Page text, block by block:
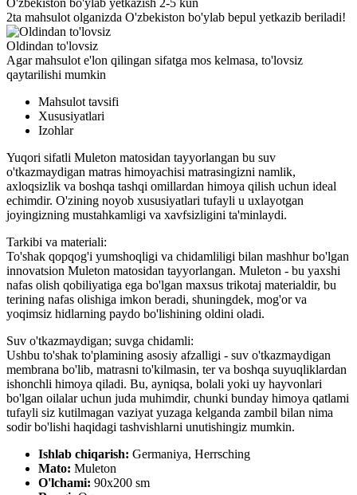
2ta mahsulot olganizda O'zbekiston bo'ylab bepul yetkazib beriladi!
Oldindan to'lovsiz
Agar mahsulot e'lon qilingan sifatga mos kelmasa, to'lovsiz
qaytarilishi mumkin
Mahsulot tavsifi
Xususiyatlari
Izohlar
Yuqori sifatli Muleton matosidan tayyorlangan bu suv
o'tkazmaydigan matras himoyachisi matrasingizni namlik,
axloqsizlik va boshqa tashqi omillardan himoya qilish uchun ideal
echimdir. O'zining noyob xususiyatlari tufayli u uxlayotgan
joyingizning mustahkamligi va xavfsizligini ta'minlaydi.
Tarkibi va materiali:
To'shak qopqog'i yumshoqligi va chidamliligi bilan mashhur bo'lgan
innovatsion Muleton matosidan tayyorlangan. Muleton - bu yaxshi
nafas olish qobiliyatiga ega bo'lgan maxsus trikotaj materialdir, bu
terining nafas olishiga imkon beradi, shuningdek, mog'or va
yoqimsiz hidlarning paydo bo'lishining oldini oladi.
Suv o'tkazmaydigan; suvga chidamli:
Ushbu to'shak to'plamining asosiy afzalligi - suv o'tkazmaydigan
membrana bo'lib, matrasni to'kilmasin, ter va boshqa suyuqliklardan
ishonchli himoya qiladi. Bu, ayniqsa, bolali yoki uy hayvonlari
bo'lgan oilalar uchun juda muhimdir, chunki bunday himoya qatlami
tufayli siz kutilmagan vaziyat yuzaga kelganda zambil bilan nima
sodir bo'lishi haqidagi tashvishlarni unutishingiz mumkin.
Ishlab chiqarish: Germaniya, Herrsching
Mato: Muleton
O'lchami: 90х200 sm